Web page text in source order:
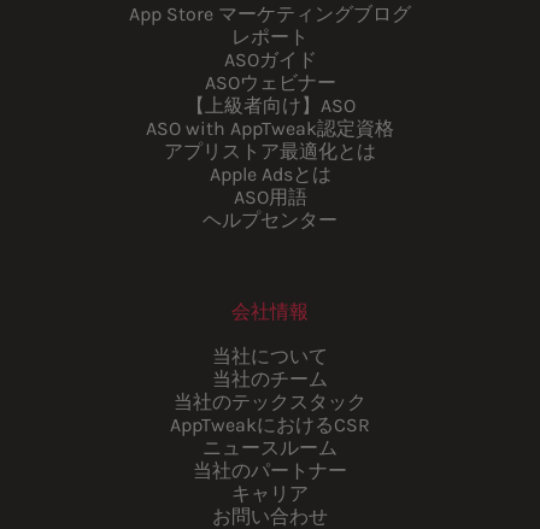
App Store マーケティングブログ
レポート
ASOガイド
ASOウェビナー
【上級者向け】ASO
ASO with AppTweak認定資格
アプリストア最適化とは
Apple Adsとは
ASO用語
ヘルプセンター
会社情報
当社について
当社のチーム
当社のテックスタック
AppTweakにおけるCSR
ニュースルーム
当社のパートナー
キャリア
お問い合わせ